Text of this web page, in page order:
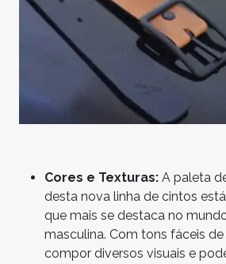
Cores e Texturas: A paleta
desta nova linha de cintos
que mais se destaca no
masculina. Com tons fáceis
compor diversos visuais e